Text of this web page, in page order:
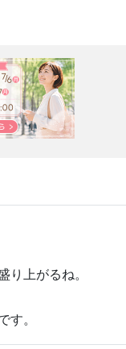
り上がるね。
す。